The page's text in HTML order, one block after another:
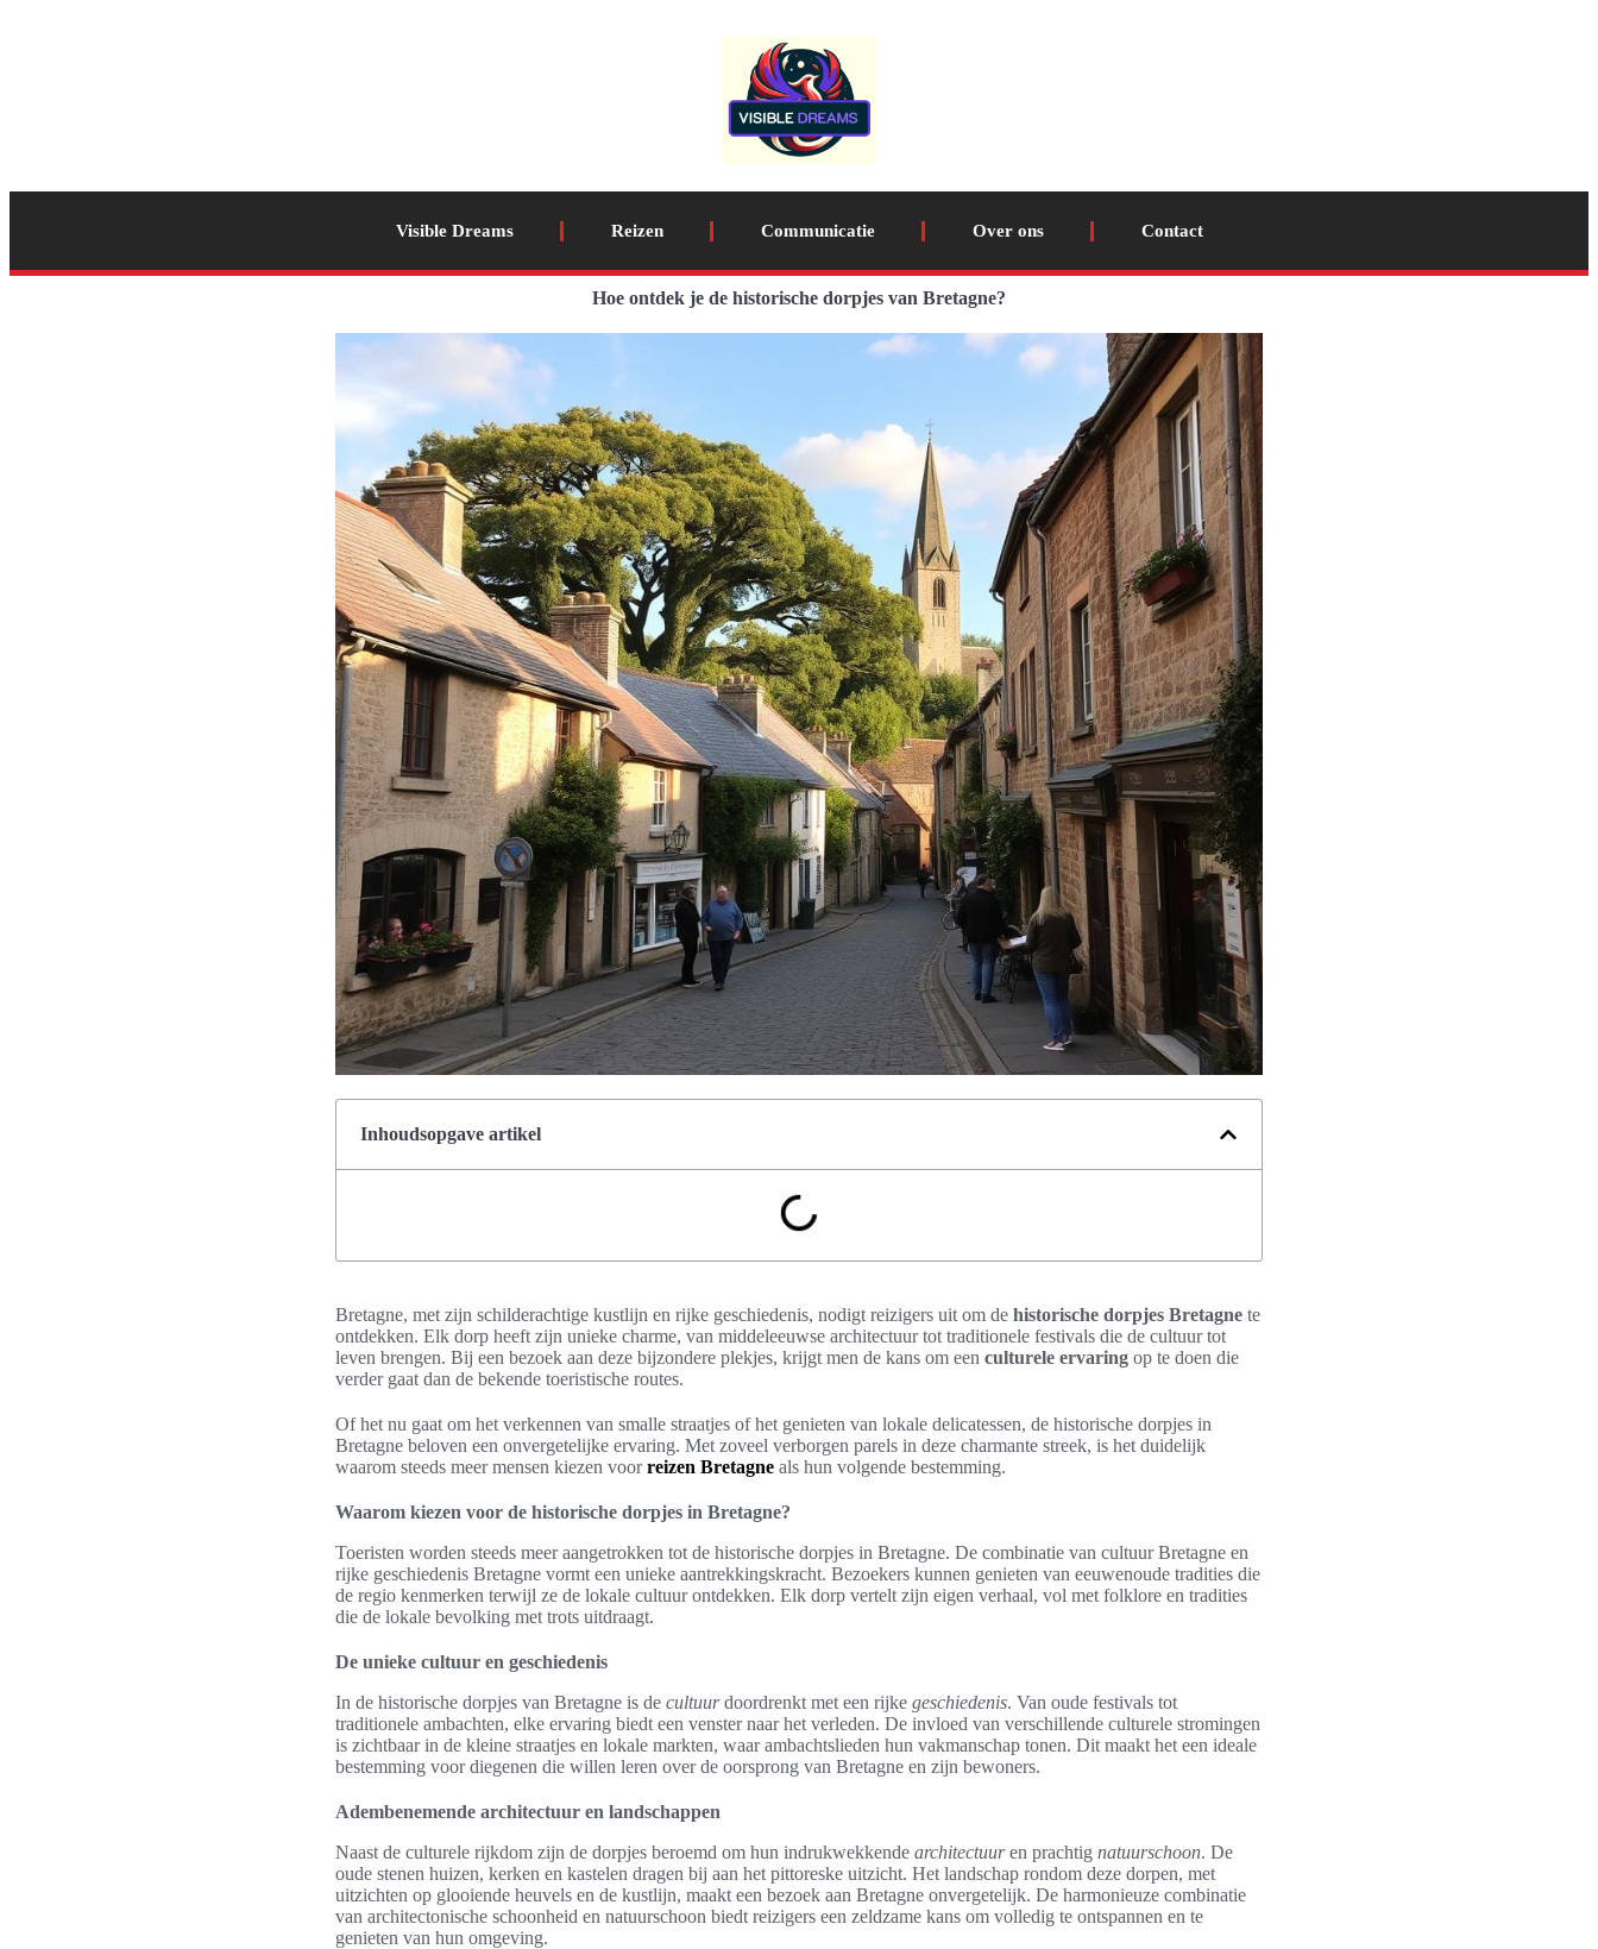
Visible Dreams Reizen Communicatie Over ons Contact
Hoe ontdek je de historische dorpjes van Bretagne?
Inhoudsopgave artikel
Bretagne, met zijn schilderachtige kustlijn en rijke geschiedenis, nodigt reizigers uit om de historische dorpjes Bretagne te
ontdekken. Elk dorp heeft zijn unieke charme, van middeleeuwse architectuur tot traditionele festivals die de cultuur tot
leven brengen. Bij een bezoek aan deze bijzondere plekjes, krijgt men de kans om een culturele ervaring op te doen die
verder gaat dan de bekende toeristische routes.
Of het nu gaat om het verkennen van smalle straatjes of het genieten van lokale delicatessen, de historische dorpjes in
Bretagne beloven een onvergetelijke ervaring. Met zoveel verborgen parels in deze charmante streek, is het duidelijk
waarom steeds meer mensen kiezen voorreizen Bretagne als hun volgende bestemming.
Waarom kiezen voor de historische dorpjes in Bretagne?
Toeristen worden steeds meer aangetrokken tot de historische dorpjes in Bretagne. De combinatie van cultuur Bretagne en
rijke geschiedenis Bretagne vormt een unieke aantrekkingskracht. Bezoekers kunnen genieten van eeuwenoude tradities die
de regio kenmerken terwijl ze de lokale cultuur ontdekken. Elk dorp vertelt zijn eigen verhaal, vol met folklore en tradities
die de lokale bevolking met trots uitdraagt.
De unieke cultuur en geschiedenis
In de historische dorpjes van Bretagne is de cultuurdoordrenkt met een rijke geschiedenis. Van oude festivals tot
traditionele ambachten, elke ervaring biedt een venster naar het verleden. De invloed van verschillende culturele stromingen
is zichtbaar in de kleine straatjes en lokale markten, waar ambachtslieden hun vakmanschap tonen. Dit maakt het een ideale
bestemming voor diegenen die willen leren over de oorsprong van Bretagne en zijn bewoners.
Adembenemende architectuur en landschappen
Naast de culturele rijkdom zijn de dorpjes beroemd om hun indrukwekkende architectuuren prachtig natuurschoon. De
oude stenen huizen, kerken en kastelen dragen bij aan het pittoreske uitzicht. Het landschap rondom deze dorpen, met
uitzichten op glooiende heuvels en de kustlijn, maakt een bezoek aan Bretagne onvergetelijk. De harmonieuze combinatie
van architectonische schoonheid en natuurschoon biedt reizigers een zeldzame kans om volledig te ontspannen en te
genieten van hun omgeving.